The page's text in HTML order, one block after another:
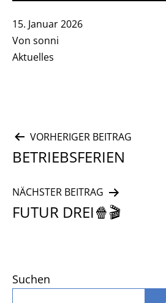
Veröffentlicht
am
15. Januar 2026
Von sonni
Kategorisiert
Aktuelles
Beitragsnavigation
VORHERIGER BEITRAG
BETRIEBSFERIEN
NÄCHSTER BEITRAG
FUTUR DREI🍿🎬
Suchen